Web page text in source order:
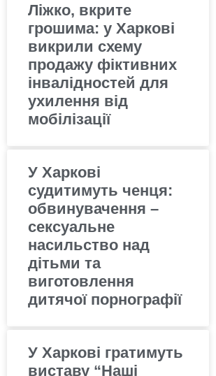
Ліжко, вкрите
грошима: у Харкові
викрили схему
продажу фіктивних
інвалідностей для
ухилення від
мобілізації
У Харкові
судитимуть ченця:
обвинувачення –
сексуальне
насильство над
дітьми та
виготовлення
дитячої порнографії
У Харкові гратимуть
виставу “Наші